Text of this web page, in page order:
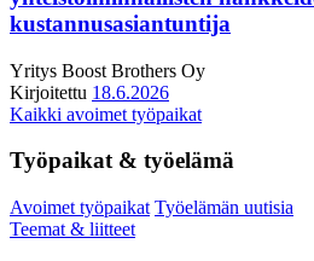
kustannusasiantuntija
Yritys Boost Brothers Oy
Kirjoitettu 18.6.2026
Kaikki avoimet työpaikat
Työpaikat & työelämä
Avoimet työpaikat Työelämän uutisia
Teemat & liitteet